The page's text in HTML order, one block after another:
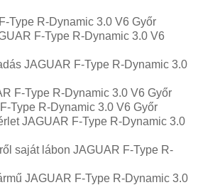
Type R-Dynamic 3.0 V6 Győr
F-Type R-Dynamic 3.0 V6
JAGUAR F-Type R-Dynamic 3.0
F-Type R-Dynamic 3.0 V6 Győr
Type R-Dynamic 3.0 V6 Győr
JAGUAR F-Type R-Dynamic 3.0
saját lábon JAGUAR F-Type R-
JAGUAR F-Type R-Dynamic 3.0